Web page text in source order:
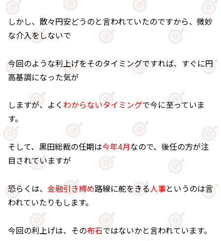
しかし、散々円安どうのと言われていたのですから、微妙
な介入をしないで
今回のような利上げをそのタイミングですれば、すぐに円
高基調になった気が
しますが、よく わからないタイミングで今に至っていま
す。
そして、黒田総裁の任期は今年4月なので、後任の方が注
目されていますが
恐らくは、 金融引き締め路線に舵をきる人事というのは言
われていたりもします。
今回の利上げは、その布石ではないかと言われています。